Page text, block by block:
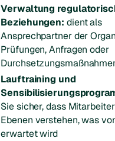
Verwaltung
Beziehungen: dient als
Ansprechpartner der
Prüfungen, Anfragen oder
Lauftraining und
Sie sicher, dass
Ebenen verstehen, was
erwartet wird